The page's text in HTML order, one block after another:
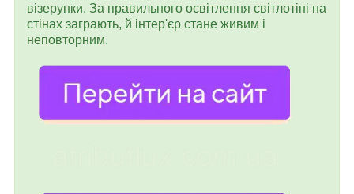
візерунки. За правильного освітлення світлотіні на
стінах заграють, й інтер'єр стане живим і
неповторним.